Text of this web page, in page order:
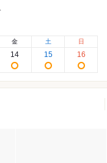
金
14
土
15
日
16